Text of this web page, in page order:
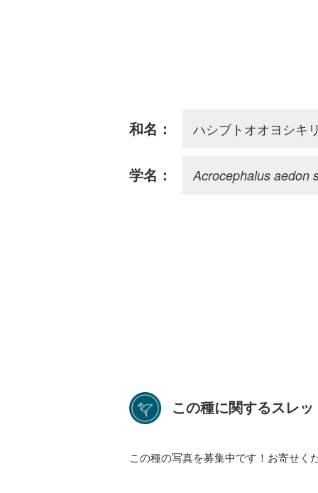
和名： ハシブトオオヨシキ
学名： Acrocephalus aedon
この種に関するスレッ
この種の写真を募集中です！お寄せく